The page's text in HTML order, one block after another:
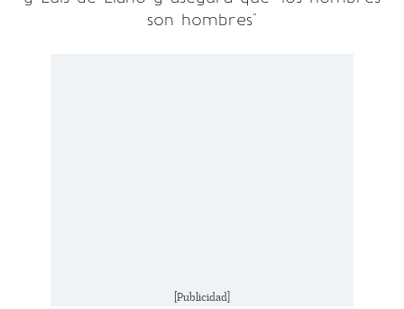
son hombres"
[Publicidad]